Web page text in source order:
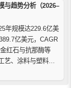
与趋势分析（2026–
年规模达229.6亿美
亿美元，CAGR
红石与抗那酶等
艺、涂料与塑料应